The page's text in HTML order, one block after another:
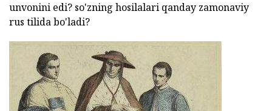
unvonini edi? so'zning hosilalari qanday zamonaviy
rus tilida bo'ladi?